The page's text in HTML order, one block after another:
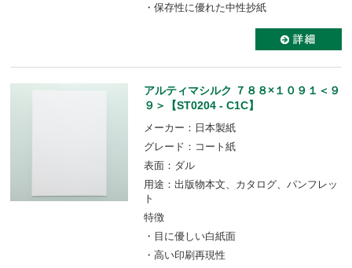
・保存性に優れた中性抄紙
アルティマシルク ７８８×１０９１＜９
９＞【ST0204 - C1C】
メーカー：日本製紙
グレード：コート紙
表面：ダル
用途：出版物本文、カタログ、パンフレッ
ト
特徴
・目に優しい白紙面
・高い印刷再現性